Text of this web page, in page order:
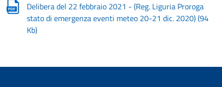
Delibera del 22 febbraio 2021 - (Reg. Liguria Proroga
stato di emergenza eventi meteo 20-21 dic. 2020)(94
Kb)